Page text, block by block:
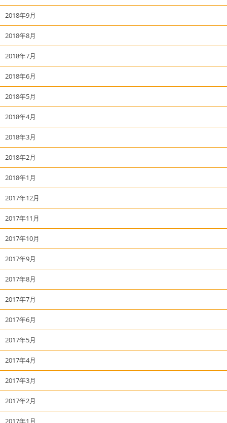
2018年9月
2018年8月
2018年7月
2018年6月
2018年5月
2018年4月
2018年3月
2018年2月
2018年1月
2017年12月
2017年11月
2017年10月
2017年9月
2017年8月
2017年7月
2017年6月
2017年5月
2017年4月
2017年3月
2017年2月
2017年1月